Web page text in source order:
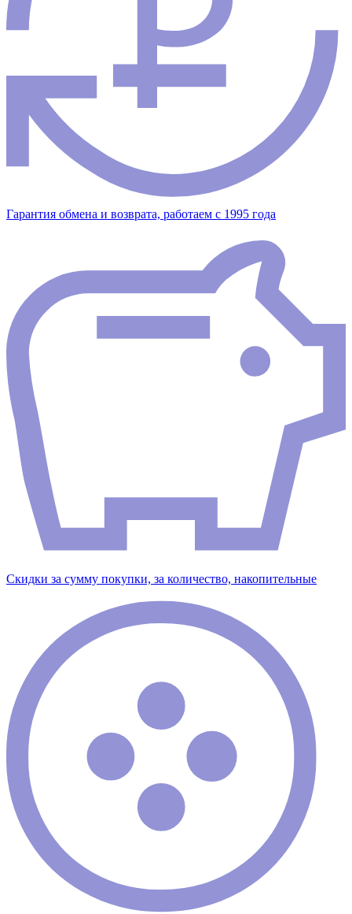
Гарантия обмена и возврата, работаем с 1995 года
Скидки за сумму покупки, за количество, накопительные